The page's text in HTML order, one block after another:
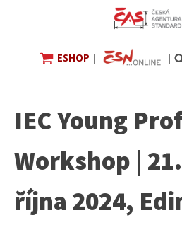
ESHOP | |
IEC Young
Workshop |
října 2024,